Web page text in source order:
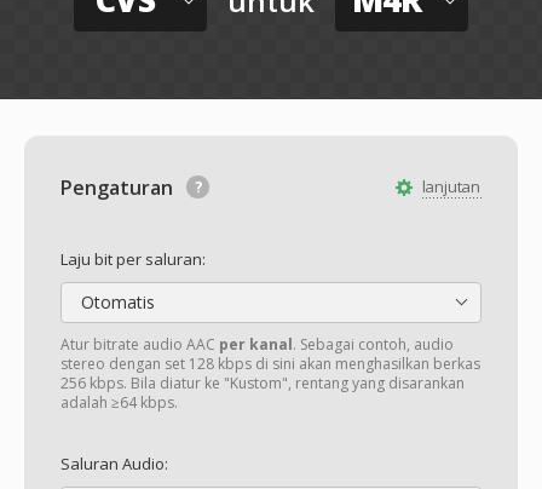
lanjutan
Pengaturan
Laju bit per saluran:
Otomatis
Atur bitrate audio AAC per kanal. Sebagai contoh, audio
stereo dengan set 128 kbps di sini akan menghasilkan berkas
256 kbps. Bila diatur ke "Kustom", rentang yang disarankan
adalah ≥64 kbps.
Saluran Audio: